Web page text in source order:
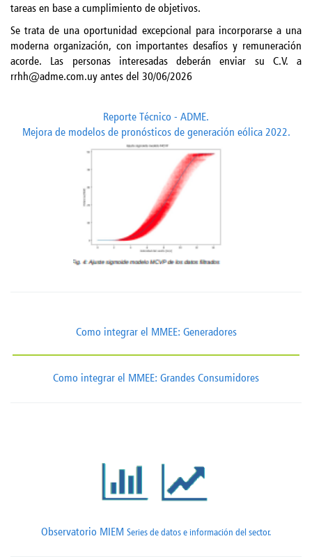
tareas en base a cumplimiento de objetivos.
Se trata de una oportunidad excepcional para incorporarse a una
moderna organización, con importantes desafíos y remuneración
acorde. Las personas interesadas deberán enviar su C.V. a
rrhh@adme.com.uy antes del 30/06/2026
Reporte Técnico - ADME.
Mejora de modelos de pronósticos de generación eólica 2022.
Como integrar el MMEE: Generadores
Como integrar el MMEE: Grandes Consumidores
Observatorio MIEM Series de datos e información del sector.